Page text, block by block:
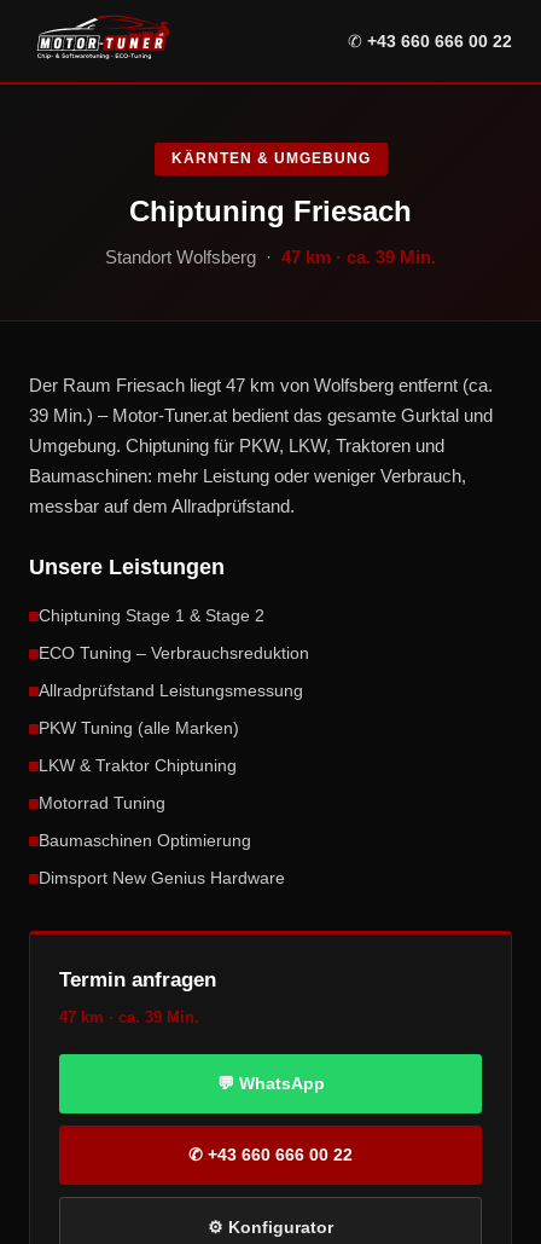
✆ +43 660 666 00 22
KÄRNTEN & UMGEBUNG
Chiptuning Friesach
Standort Wolfsberg · 47 km · ca. 39 Min.
Der Raum Friesach liegt 47 km von Wolfsberg entfernt (ca.
39 Min.) – Motor-Tuner.at bedient das gesamte Gurktal und
Umgebung. Chiptuning für PKW, LKW, Traktoren und
Baumaschinen: mehr Leistung oder weniger Verbrauch,
messbar auf dem Allradprüfstand.
Unsere Leistungen
Chiptuning Stage 1 & Stage 2
ECO Tuning – Verbrauchsreduktion
Allradprüfstand Leistungsmessung
PKW Tuning (alle Marken)
LKW & Traktor Chiptuning
Motorrad Tuning
Baumaschinen Optimierung
Dimsport New Genius Hardware
Termin anfragen
47 km · ca. 39 Min.
💬 WhatsApp
✆ +43 660 666 00 22
⚙ Konfigurator